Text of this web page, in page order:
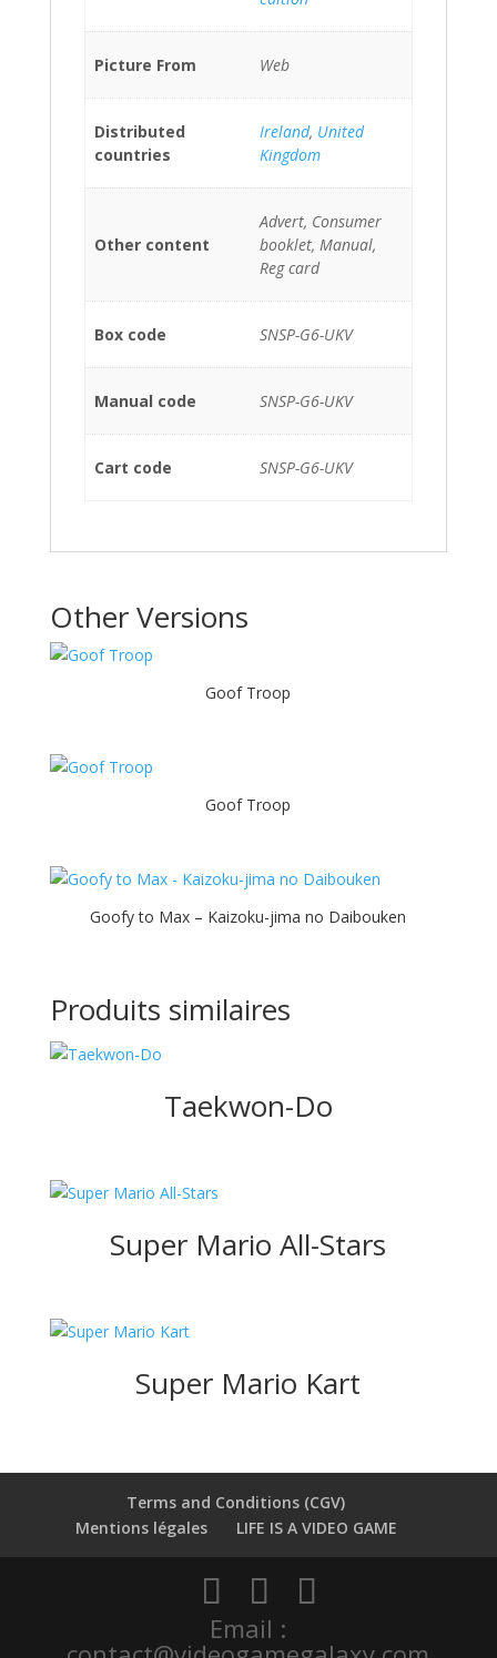
Picture From Web
Distributed
countries
Ireland, United
Kingdom
Other content
Advert, Consumer
booklet, Manual,
Reg card
Box code SNSP-G6-UKV
Manual code SNSP-G6-UKV
Cart code SNSP-G6-UKV
Other Versions
Goof Troop
Goof Troop
Goofy to Max – Kaizoku-jima no Daibouken
Produits similaires
Taekwon-Do
Super Mario All-Stars
Super Mario Kart
Terms and Conditions (CGV)
Mentions légales
LIFE IS A VIDEO GAME
Email :